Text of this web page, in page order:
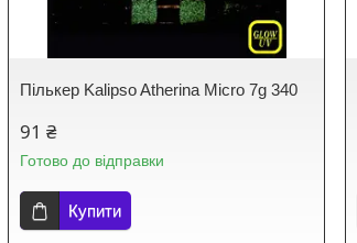
Пількер Kalipso Atherina Micro 7g 340
91 ₴
Готово до відправки
Купити